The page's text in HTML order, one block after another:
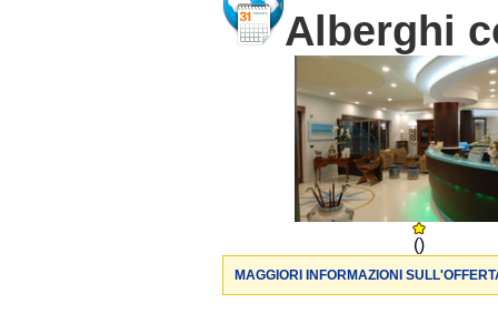
Alberghi
()
MAGGIORI INFORMAZIONI